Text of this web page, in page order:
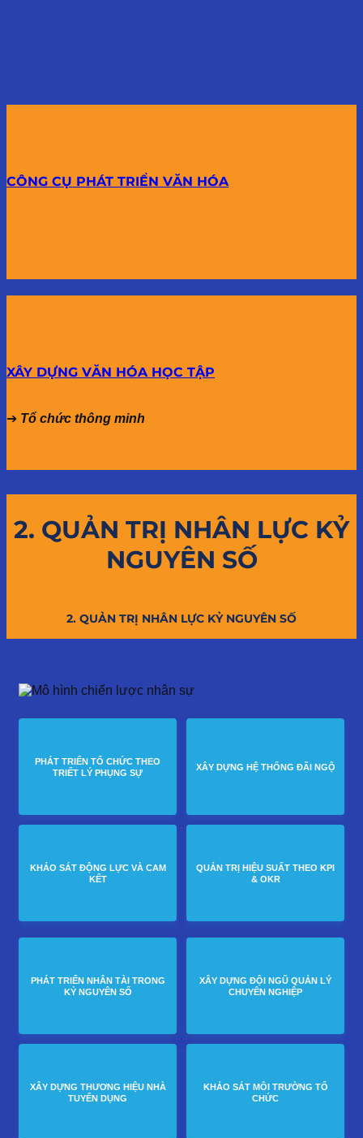
CÔNG CỤ PHÁT TRIỂN VĂN HÓA
XÂY DỰNG VĂN HÓA HỌC TẬP
➔ Tổ chức thông minh
2. QUẢN TRỊ NHÂN LỰC KỶ
NGUYÊN SỐ
2. QUẢN TRỊ NHÂN LỰC KỶ NGUYÊN SỐ
PHÁT TRIỂN TỔ CHỨC THEO
TRIẾT LÝ PHỤNG SỰ
XÂY DỰNG HỆ THỐNG ĐÃI NGỘ
KHẢO SÁT ĐỘNG LỰC VÀ CAM
KẾT
QUẢN TRỊ HIỆU SUẤT THEO KPI
& OKR
PHÁT TRIỂN NHÂN TÀI TRONG
KỶ NGUYÊN SỐ
XÂY DỰNG ĐỘI NGŨ QUẢN LÝ
CHUYÊN NGHIỆP
XÂY DỰNG THƯƠNG HIỆU NHÀ
TUYỂN DỤNG
KHẢO SÁT MÔI TRƯỜNG TỔ
CHỨC